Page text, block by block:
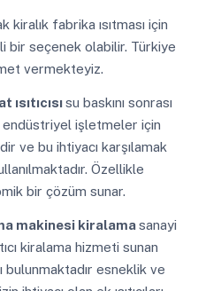
kiralık fabrika ısıtması için
bir seçenek olabilir. Türkiye
vermekteyiz.
ısıtıcısısu baskını sonrası
endüstriyel işletmeler için
ve bu ihtiyacı karşılamak
Özellikle
bir çözüm sunar.
makinesi kiralamasanayi
kiralama hizmeti sunan
bulunmaktadır esneklik ve